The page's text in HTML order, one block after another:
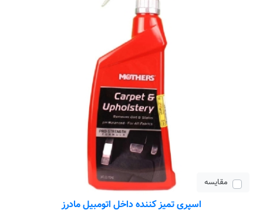
مقایسه
اسپری تمیز کننده داخل اتومبیل مادرز